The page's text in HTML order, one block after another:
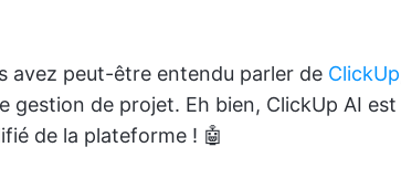
avez peut-être entendu parler de ClickUp
gestion de projet. Eh bien, ClickUp AI
de la plateforme ! 🤖